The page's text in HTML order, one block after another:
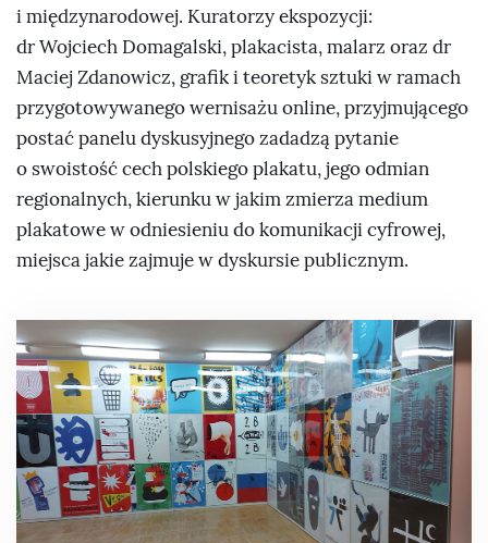
i międzynarodowej. Kuratorzy ekspozycji:
dr Wojciech Domagalski, plakacista, malarz oraz dr
Maciej Zdanowicz, grafik i teoretyk sztuki w ramach
przygotowywanego wernisażu online, przyjmującego
postać panelu dyskusyjnego zadadzą pytanie
o swoistość cech polskiego plakatu, jego odmian
regionalnych, kierunku w jakim zmierza medium
plakatowe w odniesieniu do komunikacji cyfrowej,
miejsca jakie zajmuje w dyskursie publicznym.